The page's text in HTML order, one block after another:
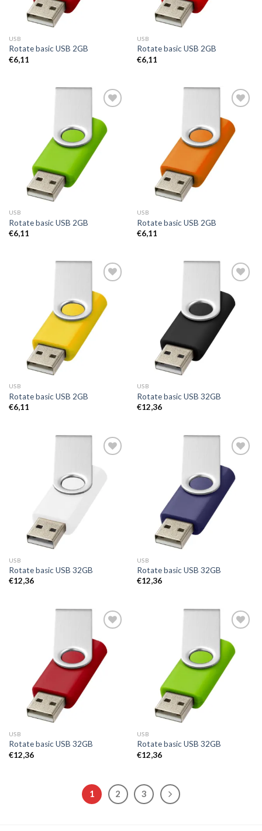
USB
Rotate basic USB 2GB
€6,11
USB
Rotate basic USB 2GB
€6,11
Toevoegen
aan
wenslijst
USB
Rotate basic USB 2GB
€6,11
Toevoegen
aan
wenslijst
USB
Rotate basic USB 2GB
€6,11
Toevoegen
aan
wenslijst
USB
Rotate basic USB 2GB
€6,11
Toevoegen
aan
wenslijst
USB
Rotate basic USB 32GB
€12,36
USB
Rotate basic USB 32GB
€12,36
aan
wenslijst
USB
Rotate basic USB 32GB
€12,36
aan
wenslijst
USB
Rotate basic USB 32GB
€12,36
aan
wenslijst
USB
Rotate basic USB 32GB
€12,36
1 2 3